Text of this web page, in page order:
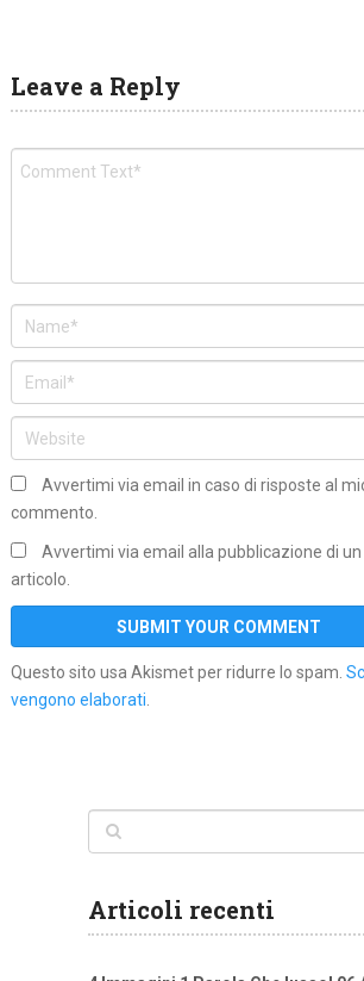
Leave a Reply
Avvertimi via email in caso di risposte al
commento.
Avvertimi via email alla pubblicazione di un
articolo.
Questo sito usa Akismet per ridurre lo spam.
vengono elaborati.
Articoli recenti